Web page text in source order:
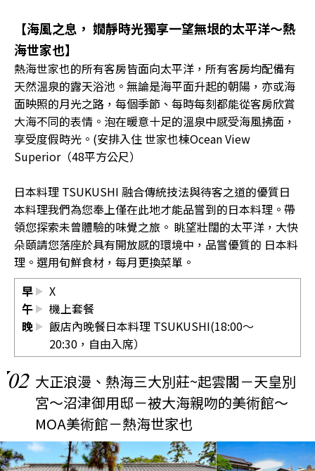
【海風之息， 嫺靜時光獨享一望無垠的太平洋～熱
海世家也】
熱海世家也的所有客房皆面向太平洋，所有客房均配備有
天然溫泉的露天浴池。無論是海平面升起的朝陽，亦或海
面映照的月光之路，每個季節、每時每刻都能從客房欣賞
大海不同的表情。泡在暖意十足的溫泉中感受海風拂面，
享受度假時光。(安排入住 世家也棟Ocean View
Superior（48平方公尺）
日本料理 TSUKUSHI 融合傳統技法與待客之道的優質日
本料理我們為您奉上僅在此地才能品嘗到的日本料理。帶
領您探索未曾體驗的味覺之旅。 眺望壯闊的太平洋，大快
朵頤請您落座於具有開放感的環境中，品嘗優質的 日本料
理。選用旬鮮食材，每月更換菜單。
早
X
午
機上套餐
晚
飯店內晚餐日本料理 TSUKUSHI(18:00～
20:30，自由入席）
02 大正浪漫、熱海三大別莊~起雲閣－天皇別
宮～沼津御用邸－被大海親吻的美術館～
MOA美術館－熱海世家也